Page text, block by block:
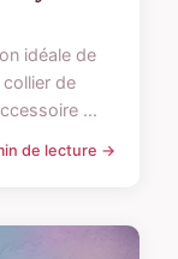
idéale de
de
...
de lecture →